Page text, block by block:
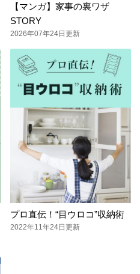
【マンガ】家事の裏ワザ
STORY
2026年07年24日更新
プロ直伝！“目ウロコ”収納術
2022年11年24日更新